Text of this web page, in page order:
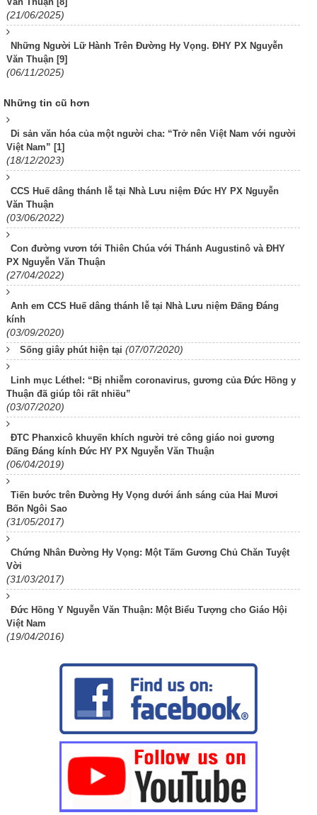
(21/06/2025)
Những Người Lữ Hành Trên Đường Hy Vọng. ĐHY PX Nguyễn
Văn Thuận [9]
(06/11/2025)
Những tin cũ hơn
Di sản văn hóa của một người cha: “Trở nên Việt Nam với người
Việt Nam” [1]
(18/12/2023)
CCS Huế dâng thánh lễ tại Nhà Lưu niệm Đức HY PX Nguyễn
Văn Thuận
(03/06/2022)
Con đường vươn tới Thiên Chúa với Thánh Augustinô và ĐHY
PX Nguyễn Văn Thuận
(27/04/2022)
Anh em CCS Huế dâng thánh lễ tại Nhà Lưu niệm Đấng Đáng
kính
(03/09/2020)
Sống giây phút hiện tại (07/07/2020)
Linh mục Léthel: “Bị nhiễm coronavirus, gương của Đức Hồng y
Thuận đã giúp tôi rất nhiều”
(03/07/2020)
ĐTC Phanxicô khuyến khích người trẻ công giáo noi gương
Đấng Đáng kính Đức HY PX Nguyễn Văn Thuận
(06/04/2019)
Tiến bước trên Đường Hy Vọng dưới ánh sáng của Hai Mươi
Bốn Ngôi Sao
(31/05/2017)
Chứng Nhân Đường Hy Vọng: Một Tấm Gương Chủ Chăn Tuyệt
Vời
(31/03/2017)
Đức Hồng Y Nguyễn Văn Thuận: Một Biểu Tượng cho Giáo Hội
Việt Nam
(19/04/2016)